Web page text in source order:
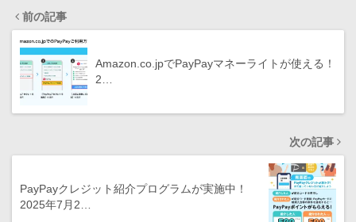
前の記事
Amazon.co.jpでPayPayマネーライトが使える！
2…
次の記事
PayPayクレジット紹介プログラムが実施中！
2025年7月2…